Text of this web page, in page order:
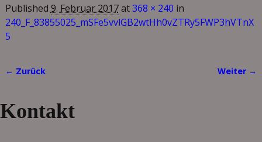
Published 9. Februar 2017at368 × 240 in
240_F_83855025_mSFe5vvlGB2wtHh0vZTRy5FWP3hVTnX
5
← Zurück Weiter →
Kontakt